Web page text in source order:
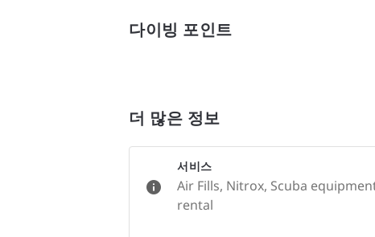
다이빙 포인트
더 많은 정보
서비스
Air Fills, Nitrox, Scuba
rental